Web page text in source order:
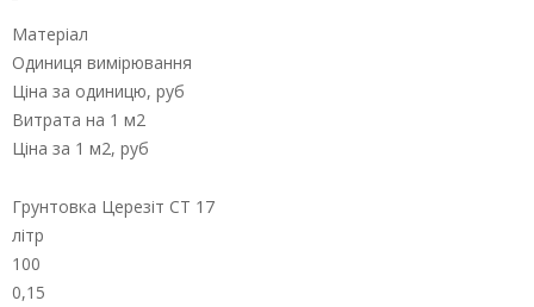
Матеріал
Одиниця вимірювання
Ціна за одиницю, руб
Витрата на 1 м2
Ціна за 1 м2, руб
Грунтовка Церезіт СТ 17
літр
100
0,15